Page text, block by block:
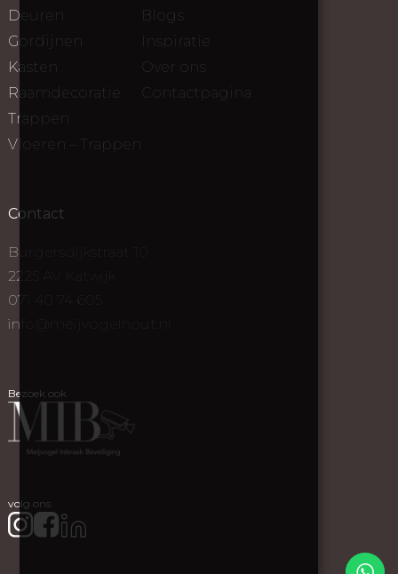
Deuren
Gordijnen
Kasten
Raamdecoratie
Trappen
Vloeren – Trappen
Blogs
Inspiratie
Over ons
Contactpagina
Contact
Burgersdijkstraat 10
2225 AV Katwijk
071 40 74 605
info@meijvogelhout.nl
Bezoek ook
volg ons